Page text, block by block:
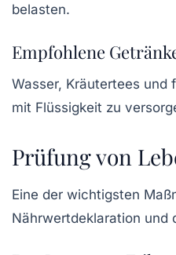
belasten.
Empfohlene
Wasser, Kräutertees und
mit Flüssigkeit zu
Prüfung von
Eine der wichtigsten
Nährwertdeklaration und